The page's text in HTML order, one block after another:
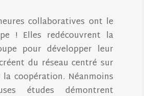
collaboratives ont le
! Elles redécouvrent la
pour développer leur
du réseau centré sur
coopération. Néanmoins
études démontrent